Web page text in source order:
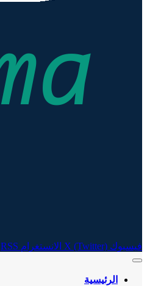
فيسبوك X (Twitter) الانستغرام RSS
الرئيسية